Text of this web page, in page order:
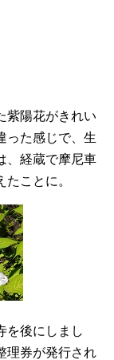
紫陽花がきれい
った感じで、生
、経蔵で摩尼車
ことに。
を後にしまし
理券が発行され